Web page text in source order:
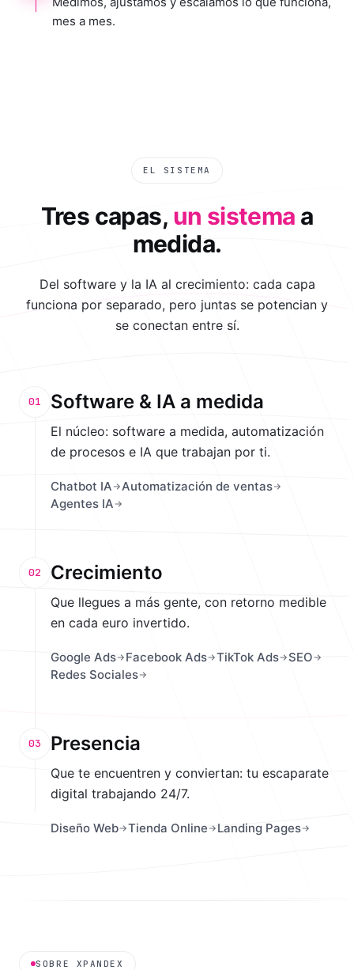
mes a mes.
EL SISTEMA
Tres capas, un sistema a
medida.
Del software y la IA al crecimiento: cada capa
funciona por separado, pero juntas se potencian y
se conectan entre sí.
01 Software & IA a medida
El núcleo: software a medida, automatización
de procesos e IA que trabajan por ti.
Chatbot IA
Automatización de ventas
Agentes IA
02 Crecimiento
Que llegues a más gente, con retorno medible
en cada euro invertido.
Google Ads Facebook Ads TikTok Ads
SEO
Redes Sociales
03 Presencia
Que te encuentren y conviertan: tu escaparate
digital trabajando 24/7.
Diseño Web Tienda Online Landing Pages
SOBRE XPANDEX